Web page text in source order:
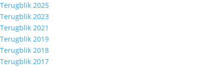
Terugblik 2025
Terugblik 2023
Terugblik 2021
Terugblik 2019
Terugblik 2018
Terugblik 2017